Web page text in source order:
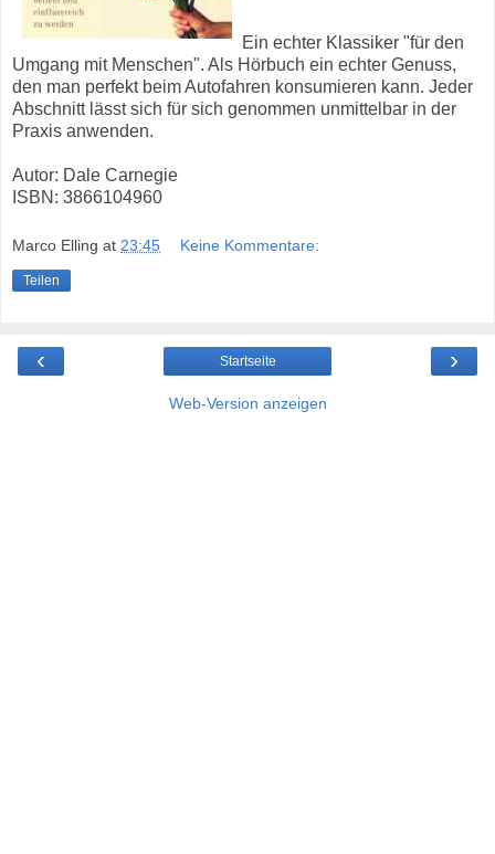
Ein echter Klassiker "für den
Umgang mit Menschen". Als Hörbuch ein echter Genuss,
den man perfekt beim Autofahren konsumieren kann. Jeder
Abschnitt lässt sich für sich genommen unmittelbar in der
Praxis anwenden.
Autor: Dale Carnegie
ISBN: 3866104960
Marco Elling at 23:45 Keine Kommentare:
Teilen
‹ ›
Startseite
Web-Version anzeigen